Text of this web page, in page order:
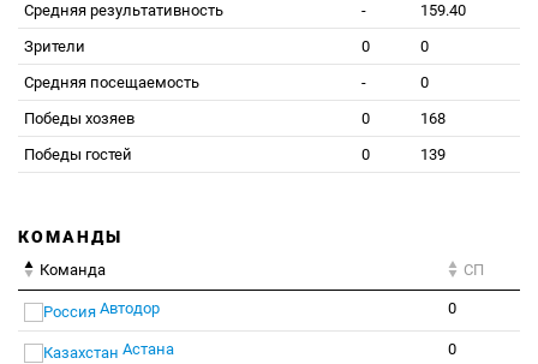
Средняя результативность
-
159.40
Зрители
0
0
Средняя посещаемость
-
0
Победы хозяев
0
168
Победы гостей
0 139
КОМАНДЫ
Команда СП
Автодор 0
Астана 0